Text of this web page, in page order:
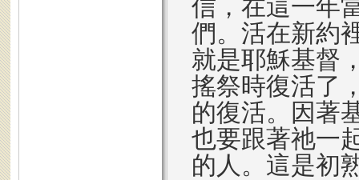
信，在這一年
們。活在新約
就是耶穌基督
搖祭時復活了
的復活。因著
也要跟著祂一
的人。這是初